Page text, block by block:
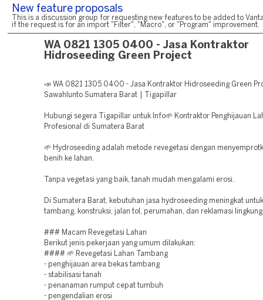
New feature proposals
This is a discussion group for requesting new features to be added to
if the request is for an import "Filter", "Macro", or "Program" improvement.
WA 0821 1305 0400 - Jasa Kontraktor
Hidroseeding Green Project
📣 WA 0821 1305 0400 - Jasa Kontraktor Hidroseeding Green
Sawahlunto Sumatera Barat | Tigapillar
Hubungi segera Tigapillar untuk Info🌱 Kontraktor Penghijauan
Profesional di Sumatera Barat
🌱 Hydroseeding adalah metode revegetasi dengan
benih ke lahan.
Tanpa vegetasi yang baik, tanah mudah mengalami erosi.
Di Sumatera Barat, kebutuhan jasa hydroseeding meningkat
tambang, konstruksi, jalan tol, perumahan, dan reklamasi
### Macam Revegetasi Lahan
Berikut jenis pekerjaan yang umum dilakukan:
#### 🌱 Revegetasi Lahan Tambang
- penghijauan area bekas tambang
- stabilisasi tanah
- penanaman rumput cepat tumbuh
- pengendalian erosi